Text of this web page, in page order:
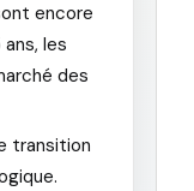
encore
les
des
transition